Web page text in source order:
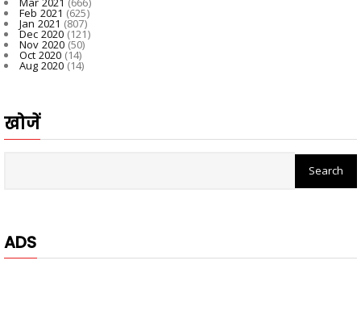
Feb 2021 (625)
Jan 2021 (807)
Dec 2020(121)
Nov 2020 (50)
Oct 2020 (14)
Aug 2020(14)
खोजें
ADS